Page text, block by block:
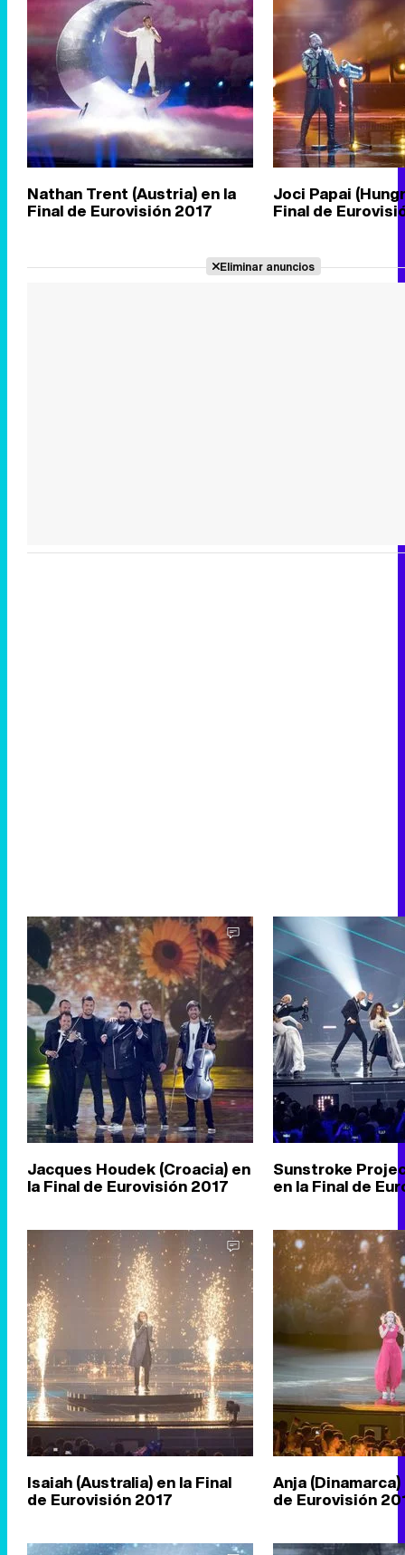
Nathan Trent (Austria) en la
Final de Eurovisión 2017
Joci Papai
Final de
Eliminar anuncios
Jacques Houdek (Croacia) en
la Final de Eurovisión 2017
Sunstroke
en la Final de
Isaiah (Australia) en la Final
de Eurovisión 2017
Anja
de Eurovisión